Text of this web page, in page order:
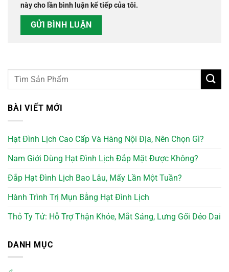
này cho lần bình luận kế tiếp của tôi.
BÀI VIẾT MỚI
Hạt Đình Lịch Cao Cấp Và Hàng Nội Địa, Nên Chọn Gì?
Nam Giới Dùng Hạt Đình Lịch Đắp Mặt Được Không?
Đắp Hạt Đình Lịch Bao Lâu, Mấy Lần Một Tuần?
Hành Trình Trị Mụn Bằng Hạt Đình Lịch
Thỏ Ty Tử: Hỗ Trợ Thận Khỏe, Mắt Sáng, Lưng Gối Dẻo Dai
DANH MỤC